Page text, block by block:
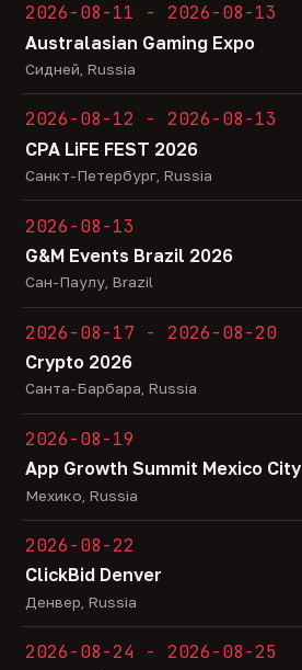
2026-08-11 - 2026-08-13
Australasian Gaming Expo
Сидней, Russia
2026-08-12 - 2026-08-13
CPA LiFE FEST 2026
Санкт-Петербург, Russia
2026-08-13
G&M Events Brazil 2026
Сан-Паулу, Brazil
2026-08-17 - 2026-08-20
Crypto 2026
Санта-Барбара, Russia
2026-08-19
App Growth Summit Mexico City
Мехико, Russia
2026-08-22
ClickBid Denver
Денвер, Russia
2026-08-24 - 2026-08-25